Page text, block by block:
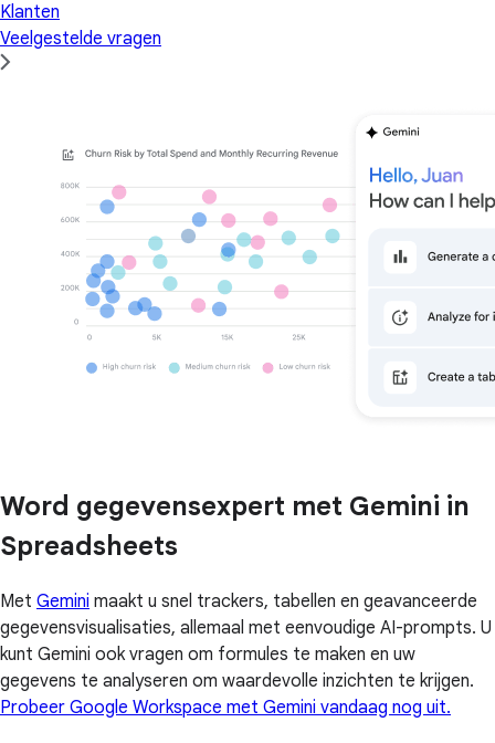
Klanten
Veelgestelde vragen
Word gegevensexpert met Gemini in
Spreadsheets
Met Gemini maakt u snel trackers, tabellen en geavanceerde
gegevensvisualisaties, allemaal met eenvoudige AI-prompts. U
kunt Gemini ook vragen om formules te maken en uw
gegevens te analyseren om waardevolle inzichten te krijgen.
Probeer Google Workspace met Gemini vandaag nog uit.